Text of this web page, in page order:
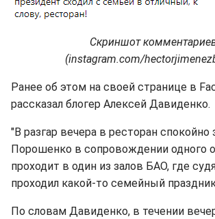
Скриншот
(instagram.com/
Ранее об этом на своей странице в
рассказал блогер Алексей Давиденко.
"В разгар вечера в ресторан спокойно
Порошенко в сопровождении одного
проходит в один из залов БАО, где
проходил какой-то семейный
По словам Давиденко, в течении